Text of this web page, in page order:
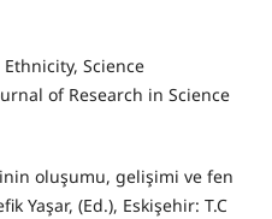
Ethnicity, Science
of Research in Science
oluşumu, gelişimi ve fen
Yaşar, (Ed.), Eskişehir: T.C